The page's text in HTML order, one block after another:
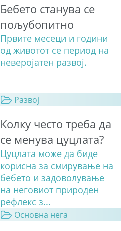
Бебето станува сe
пољубопитно
Првите месеци и години
од животот се период на
неверојатен развој.
Развој
Колку често треба да
се менува цуцлата?
Цуцлата може да биде
корисна за смирување на
бебето и задоволување
на неговиот природен
рефлекс з...
Основна нега